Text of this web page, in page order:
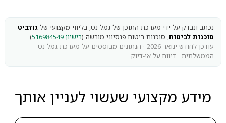
נכתב ונבדק על ידי מערכת התוכן של גמל נט, בליווי מקצועי של גודביט
סוכנות לביטוח, סוכנות ביטוח פנסיוני מורשה (רישיון 516984549
)
עודכן לחודש ינואר 2026 · הנתונים מבוססים על מערכת גמל-נט
הממשלתית · דיווח על אי-דיוק
מידע מקצועי שעשוי לעניין אותך